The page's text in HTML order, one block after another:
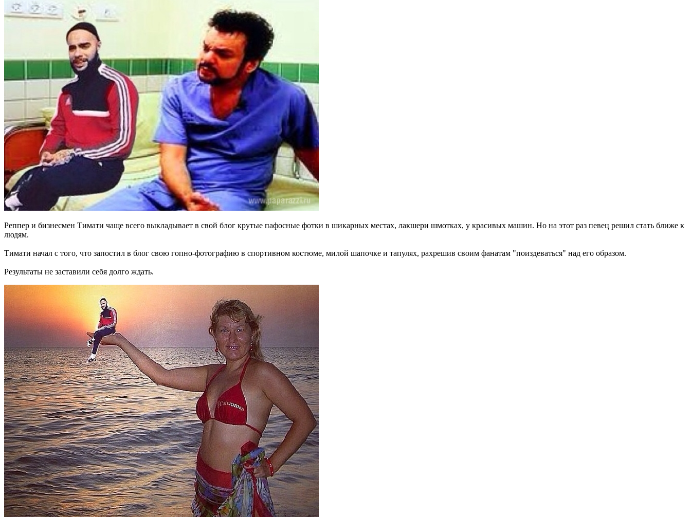
Реппер и бизнесмен Тимати чаще всего выкладывает в свой блог крутые пафосные фотки в шикарных местах, лакшери шмотках, у красивых машин. Но на этот раз певец решил стать ближе к
людям.
Тимати начал с того, что запостил в блог свою гопно-фотографию в спортивном костюме, милой шапочке и тапулях, рахрешив своим фанатам "поиздеваться" над его образом.
Результаты не заставили себя долго ждать.